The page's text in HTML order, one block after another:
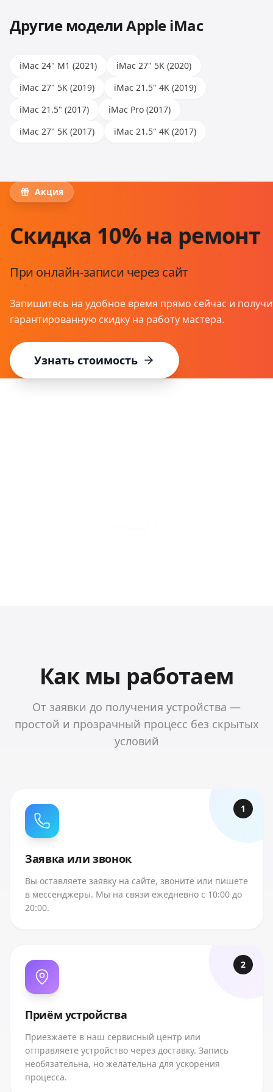
Другие моделиApple iMac
iMac 24" M1 (2021)
iMac 27" 5K (2020)
iMac 27" 5K (2019)
iMac 21.5" 4K (2019)
iMac 21.5" (2017)
iMac Pro (2017)
iMac 27" 5K (2017)
iMac 21.5" 4K (2017)
Акция
Скидка 10% на ремонт
При онлайн-записи через сайт
Запишитесь на удобное время прямо сейчас и
гарантированную скидку на работу мастера.
Узнать стоимость
Как мы работаем
От заявки до получения устройства —
простой и прозрачный процесс без скрытых
условий
1
Заявка или звонок
Вы оставляете заявку на сайте, звоните или пишете
в мессенджеры. Мы на связи ежедневно с 10:00 до
20:00.
2
Приём устройства
Приезжаете в наш сервисный центр или
отправляете устройство через доставку. Запись
необязательна, но желательна для ускорения
процесса.